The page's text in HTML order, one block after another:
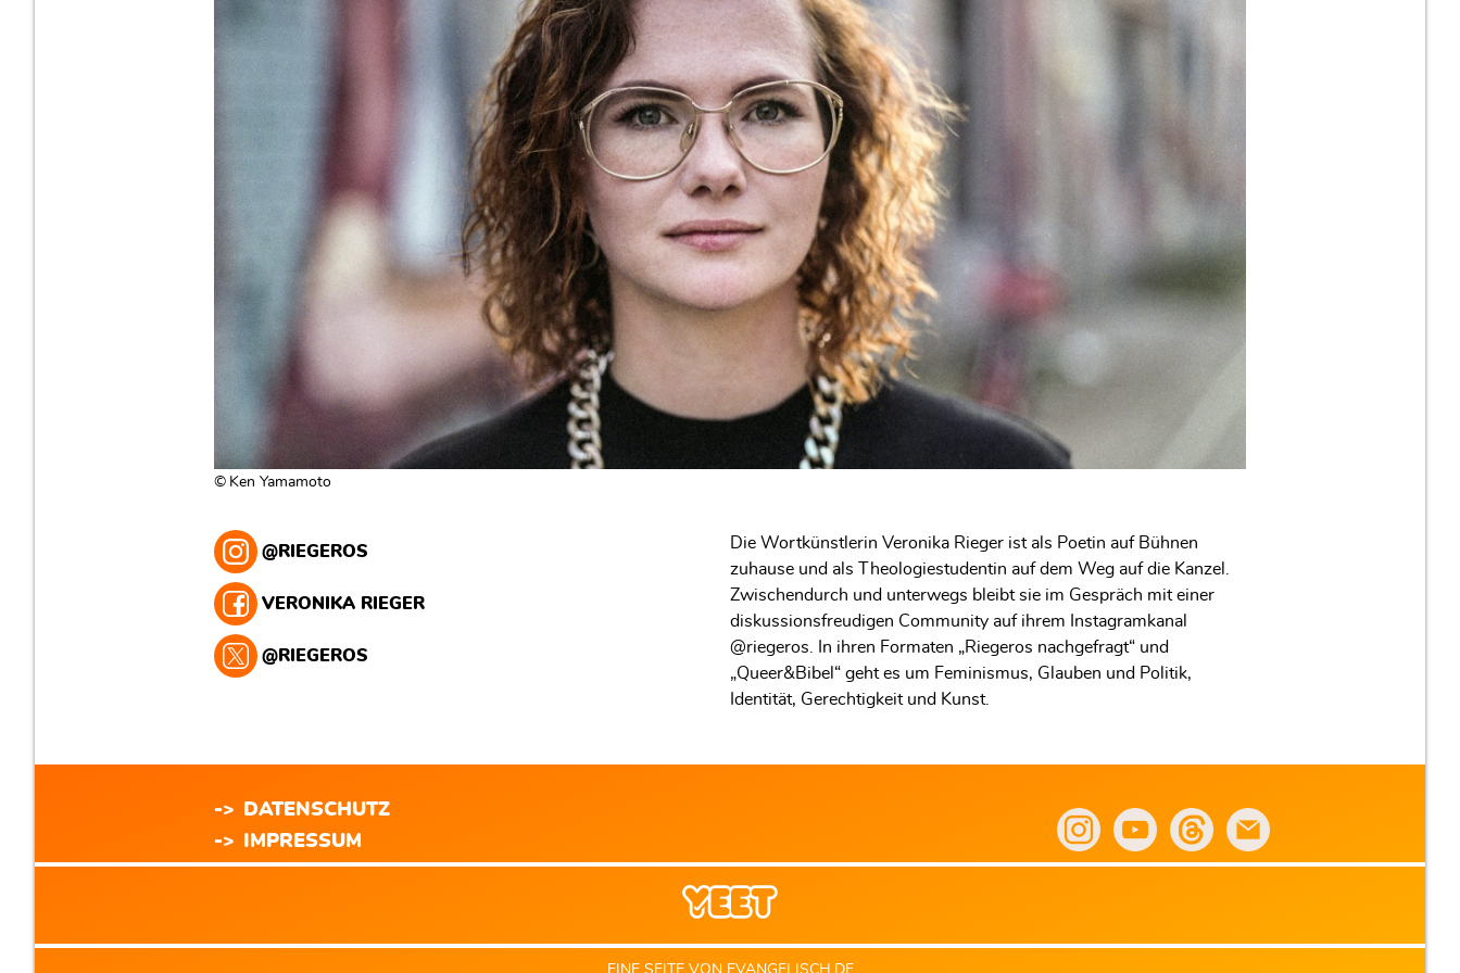
Ken Yamamoto
@RIEGEROS
VERONIKA RIEGER
@RIEGEROS
Die Wortkünstlerin Veronika Rieger ist als Poetin auf Bühnen
zuhause und als Theologiestudentin auf dem Weg auf die Kanzel.
Zwischendurch und unterwegs bleibt sie im Gespräch mit einer
diskussionsfreudigen Community auf ihrem Instagramkanal
@riegeros. In ihren Formaten „Riegeros nachgefragt“ und
„Queer&Bibel“ geht es um Feminismus, Glauben und Politik,
Identität, Gerechtigkeit und Kunst.
DATENSCHUTZ
IMPRESSUM
EINE SEITE VON EVANGELISCH.DE